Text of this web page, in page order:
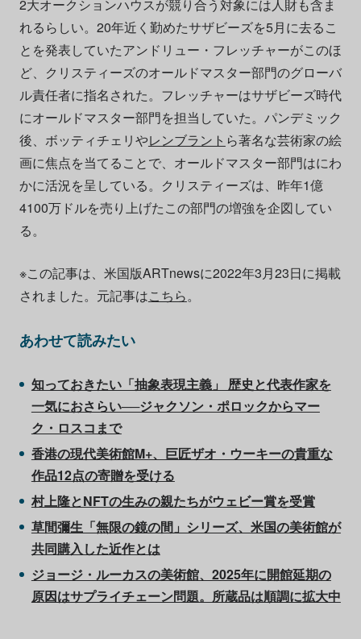
2大オークションハウスが競り合う対象には人財も含ま
れるらしい。20年近く勤めたサザビーズを5月に去るこ
とを発表していたアンドリュー・フレッチャーがこのほ
ど、クリスティーズのオールドマスター部門のグローバ
ル責任者に指名された。フレッチャーはサザビーズ時代
にオールドマスター部門を担当していた。パンデミック
後、ボッティチェリやレンブラント ら著名な芸術家の絵
画に焦点を当てることで、オールドマスター部門はにわ
かに活況を呈している。クリスティーズは、昨年1億
4100万ドルを売り上げたこの部門の増強を企図してい
る。
※この記事は、米国版ARTnewsに2022年3月23日に掲載
されました。元記事はこちら。
あわせて読みたい
知っておきたい「抽象表現主義」 歴史と代表作家を
一気におさらい──ジャクソン・ポロックからマー
ク・ロスコまで
香港の現代美術館M+、巨匠ザオ・ウーキーの貴重な
作品12点の寄贈を受ける
村上隆とNFTの生みの親たちがウェビー賞を受賞
草間彌生「無限の鏡の間」シリーズ、米国の美術館が
共同購入した近作とは
ジョージ・ルーカスの美術館、2025年に開館延期の
原因はサプライチェーン問題。所蔵品は順調に拡大中